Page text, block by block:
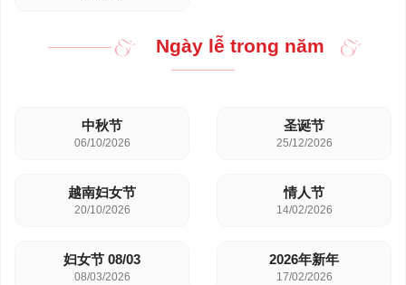
Ngày lễ trong năm
中秋节
06/10/2026
圣诞节
25/12/2026
越南妇女节
20/10/2026
情人节
14/02/2026
妇女节 08/03
08/03/2026
2026年新年
17/02/2026